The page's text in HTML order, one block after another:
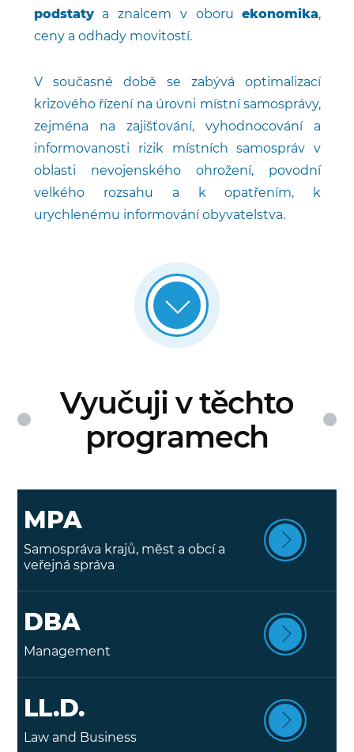
podstatya znalcem v oboruekonomika,
ceny a odhady movitostí.
V současné době se zabývá optimalizací
krizového řízení na úrovni místní samosprávy,
zejména na zajišťování, vyhodnocování a
informovanosti rizik místních samospráv v
oblasti nevojenského ohrožení, povodní
velkého rozsahu a k opatřením, k
urychlenému informování obyvatelstva.
Vyučuji v těchto
programech
MPA
Samospráva krajů, měst a obcí a
veřejná správa
DBA
Management
LL.D.
Law and Business